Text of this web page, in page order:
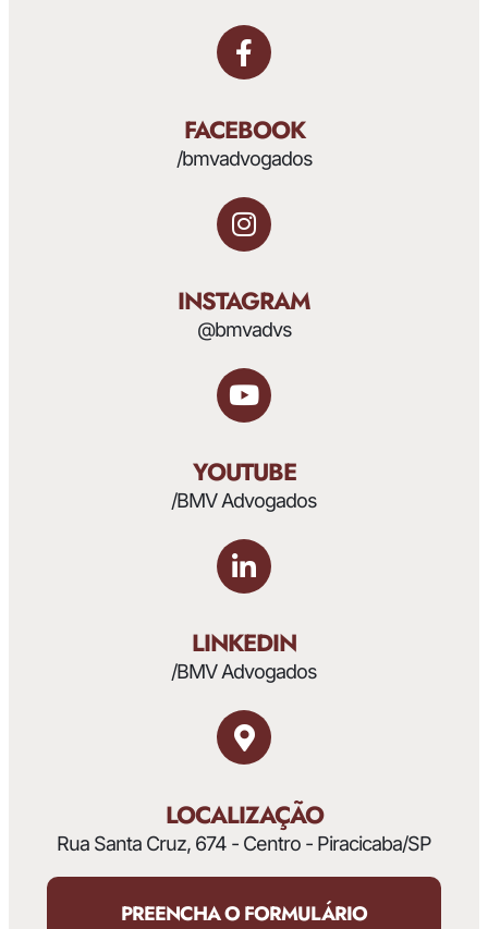
FACEBOOK
/bmvadvogados
INSTAGRAM
@bmvadvs
YOUTUBE
/BMV Advogados
LINKEDIN
/BMV Advogados
LOCALIZAÇÃO
Rua Santa Cruz, 674 - Centro - Piracicaba/SP
PREENCHA O FORMULÁRIO